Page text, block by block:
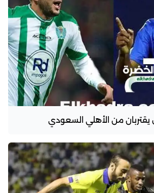
من الأهلي السعودي